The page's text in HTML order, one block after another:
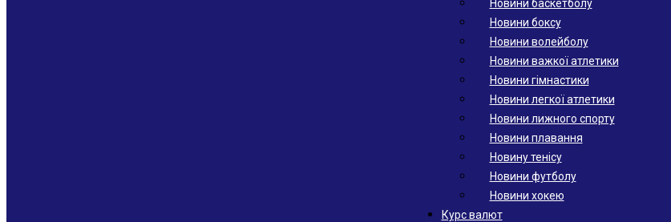
Новини баскетболу
Новини боксу
Новини волейболу
Новини важкої атлетики
Новини гімнастики
Новини легкої атлетики
Новини лижного спорту
Новини плавання
Новину тенісу
Новини футболу
Новини хокею
Курс валют